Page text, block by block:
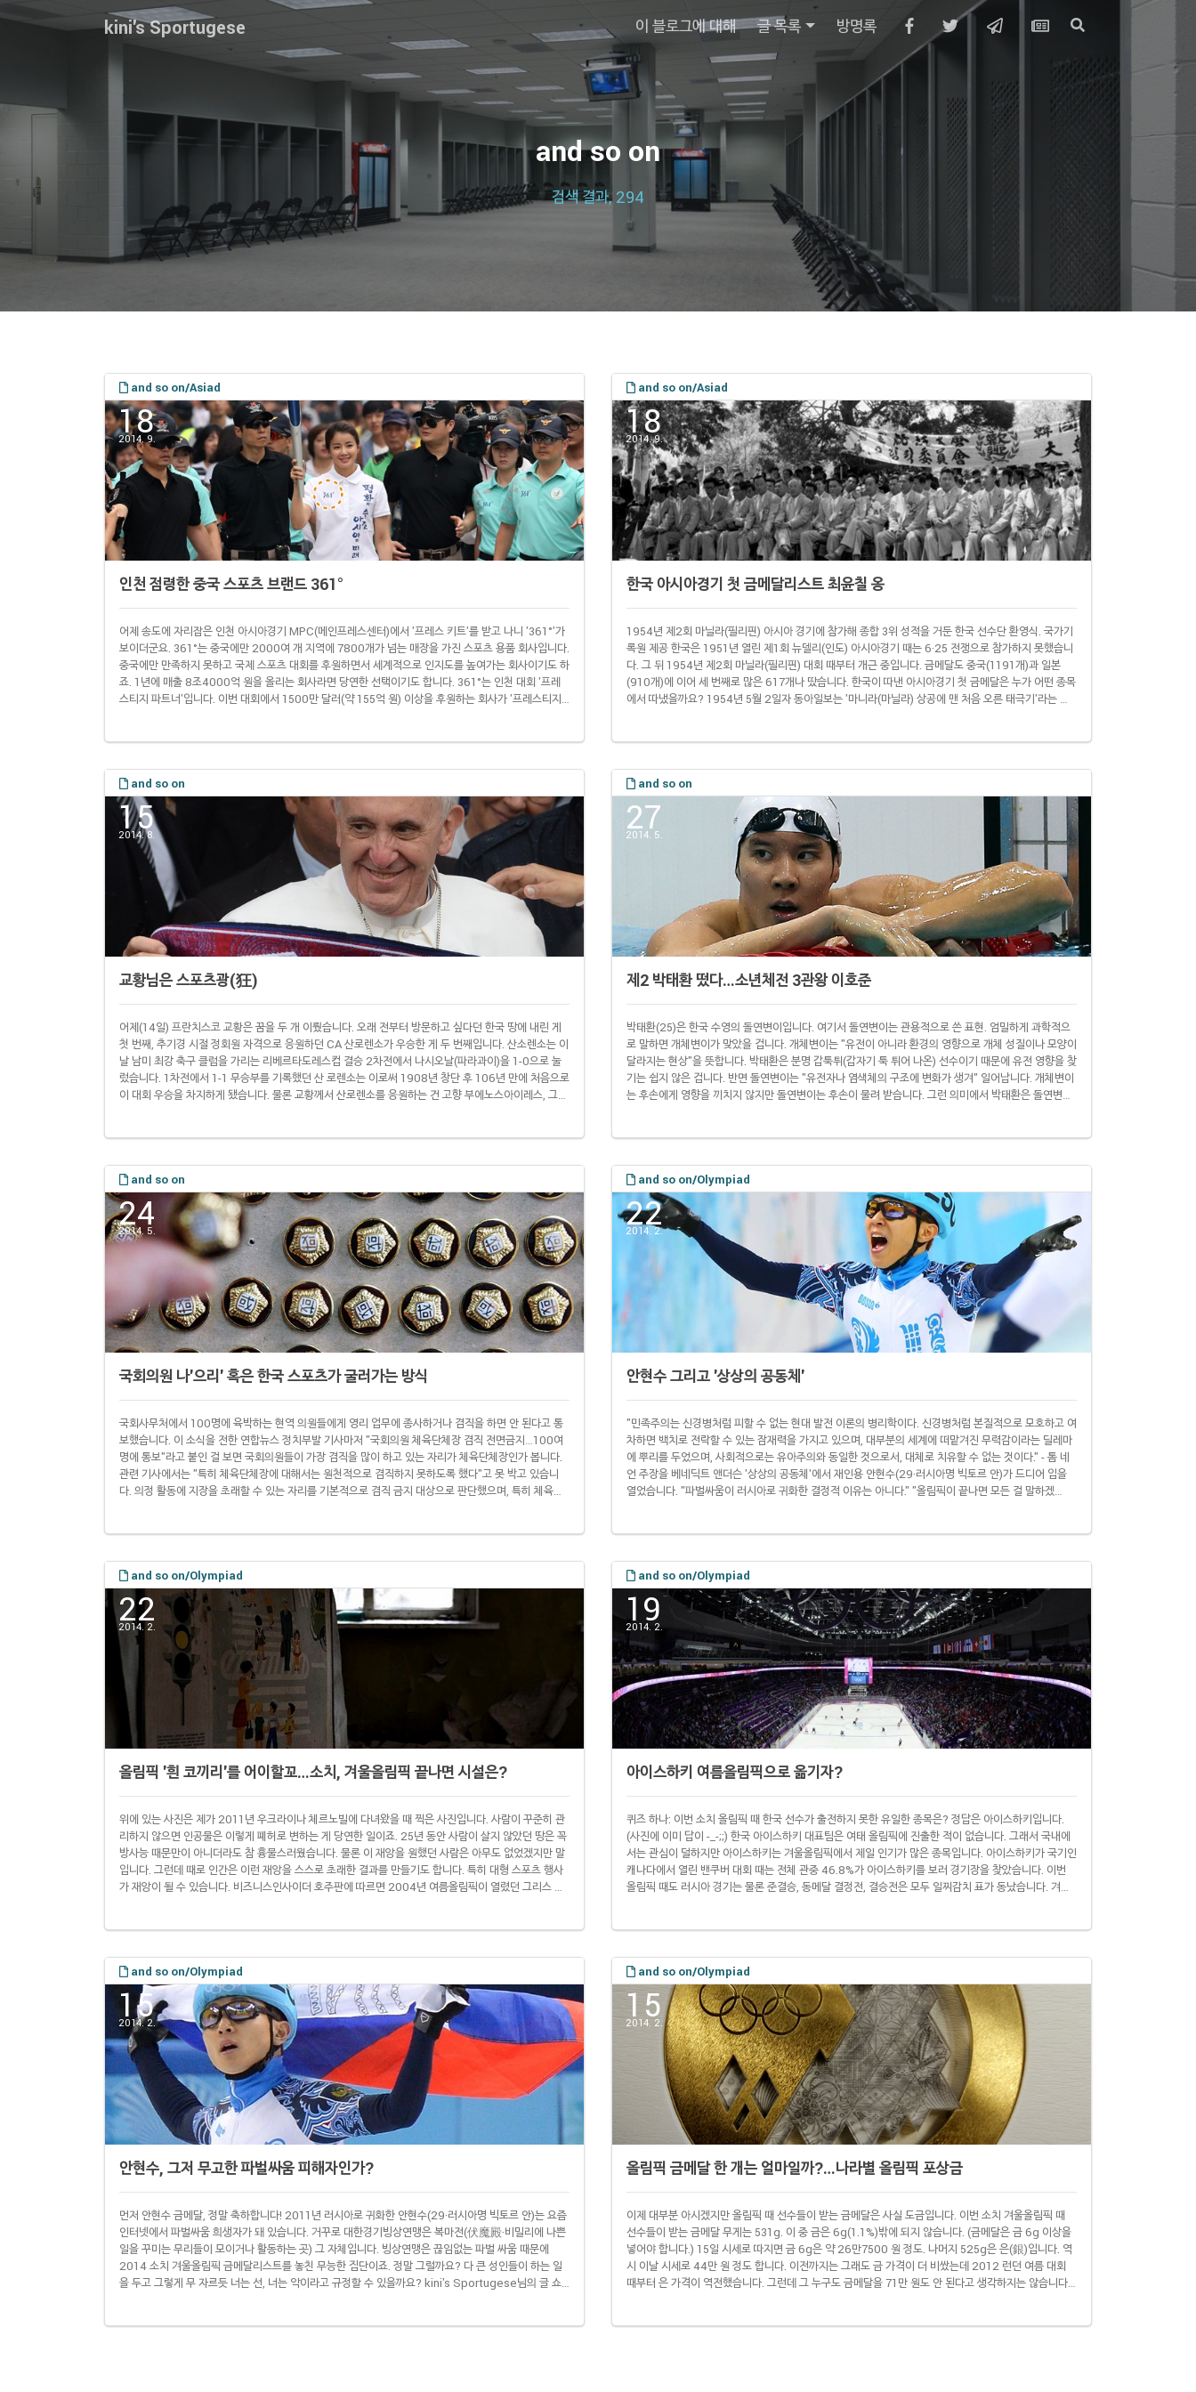
kini's Sportugese 이 블로그에 대해 글 목록 방명록
and so on
검색 결과, 294
and so on/Asiad
18
2014. 9.
인천 점령한 중국 스포츠 브랜드 361°
어제 송도에 자리잡은 인천 아시아경기 MPC(메인프레스센터)에서 '프레스 키트'를 받고 나니 '361°'가
보이더군요. 361°는 중국에만 2000여 개 지역에 7800개가 넘는 매장을 가진 스포츠 용품 회사입니다.
중국에만 만족하지 못하고 국제 스포츠 대회를 후원하면서 세계적으로 인지도를 높여가는 회사이기도 하
죠. 1년에 매출 8조4000억 원을 올리는 회사라면 당연한 선택이기도 합니다. 361°는 인천 대회 '프레
스티지 파트너'입니다. 이번 대회에서 1500만 달러(약 155억 원) 이상을 후원하는 회사가 '프레스티지
and so on/Asiad
18
2014. 9.
한국 아시아경기 첫 금메달리스트 최윤칠 옹
1954년 제2회 마닐라(필리핀) 아시아 경기에 참가해 종합 3위 성적을 거둔 한국 선수단 환영식. 국가기
록원 제공 한국은 1951년 열린 제1회 뉴델리(인도) 아시아경기 때는 6·25 전쟁으로 참가하지 못했습니
다. 그 뒤 1954년 제2회 마닐라(필리핀) 대회 때부터 개근 중입니다. 금메달도 중국(1191개)과 일본
(910개)에 이어 세 번째로 많은 617개나 땄습니다. 한국이 따낸 아시아경기 첫 금메달은 누가 어떤 종목
에서 따냈을까요? 1954년 5월 2일자 동아일보는 '마니라(마닐라) 상공에 맨 처음 오른 태극기'라는 제
and so on
15
2014. 8.
교황님은 스포츠광(狂)
어제(14일) 프란치스코 교황은 꿈을 두 개 이뤘습니다. 오래 전부터 방문하고 싶다던 한국 땅에 내린 게
첫 번째, 추기경 시절 정회원 자격으로 응원하던 CA 산로렌소가 우승한 게 두 번째입니다. 산소렌소는 이
날 남미 최강 축구 클럽을 가리는 리베르타도레스컵 결승 2차전에서 나시오날(파라과이)을 1-0으로 눌
렀습니다. 1차전에서 1-1 무승부를 기록했던 산 로렌소는 이로써 1908년 창단 후 106년 만에 처음으로
이 대회 우승을 차지하게 됐습니다. 물론 교황께서 산로렌소를 응원하는 건 고향 부에노스아이레스, 그
and so on
27
2014. 5.
제2 박태환 떴다…소년체전 3관왕 이호준
박태환(25)은 한국 수영의 돌연변이입니다. 여기서 돌연변이는 관용적으로 쓴 표현. 엄밀하게 과학적으
로 말하면 개체변이가 맞았을 겁니다. 개체변이는 "유전이 아니라 환경의 영향으로 개체 성질이나 모양이
달라지는 현상"을 뜻합니다. 박태환은 분명 갑툭튀(갑자기 툭 튀어 나온) 선수이기 때문에 유전 영향을 찾
기는 쉽지 않은 겁니다. 반면 돌연변이는 "유전자나 염색체의 구조에 변화가 생겨" 일어납니다. 개체변이
는 후손에게 영향을 끼치지 않지만 돌연변이는 후손이 물려 받습니다. 그런 의미에서 박태환은 돌연변이
and so on
24
2014. 5.
국회의원 나'으리' 혹은 한국 스포츠가 굴러가는 방식
국회사무처에서 100명에 육박하는 현역 의원들에게 영리 업무에 종사하거나 겸직을 하면 안 된다고 통
보했습니다. 이 소식을 전한 연합뉴스 정치부발 기사마저 "국회의원 체육단체장 겸직 전면금지…100여
명에 통보"라고 붙인 걸 보면 국회의원들이 가장 겸직을 많이 하고 있는 자리가 체육단체장인가 봅니다.
관련 기사에서는 "특히 체육단체장에 대해서는 원천적으로 겸직하지 못하도록 했다"고 못 박고 있습니
다. 의정 활동에 지장을 초래할 수 있는 자리를 기본적으로 겸직 금지 대상으로 판단했으며, 특히 체육단
and so on/Olympiad
22
2014. 2.
안현수 그리고 '상상의 공동체'
"민족주의는 신경병처럼 피할 수 없는 현대 발전 이론의 병리학이다. 신경병처럼 본질적으로 모호하고 여
차하면 백치로 전락할 수 있는 잠재력을 가지고 있으며, 대부분의 세계에 떠맡겨진 무력감이라는 딜레마
에 뿌리를 두었으며, 사회적으로는 유아주의와 동일한 것으로서, 대체로 치유할 수 없는 것이다." - 톰 네
언 주장을 베네딕트 앤더슨 '상상의 공동체'에서 재인용 안현수(29·러시아명 빅토르 안)가 드디어 입을
열었습니다. "파벌싸움이 러시아로 귀화한 결정적 이유는 아니다." "올림픽이 끝나면 모든 걸 말하겠
and so on/Olympiad
22
2014. 2.
올림픽 '흰 코끼리'를 어이할꼬…소치, 겨울올림픽 끝나면 시설은?
위에 있는 사진은 제가 2011년 우크라이나 체르노빌에 다녀왔을 때 찍은 사진입니다. 사람이 꾸준히 관
리하지 않으면 인공물은 이렇게 폐허로 변하는 게 당연한 일이죠. 25년 동안 사람이 살지 않았던 땅은 꼭
방사능 때문만이 아니더라도 참 흉물스러웠습니다. 물론 이 재앙을 원했던 사람은 아무도 없었겠지만 말
입니다. 그런데 때로 인간은 이런 재앙을 스스로 초래한 결과를 만들기도 합니다. 특히 대형 스포츠 행사
가 재앙이 될 수 있습니다. 비즈니스인사이더 호주판에 따르면 2004년 여름올림픽이 열렸던 그리스 아
and so on/Olympiad
19
2014. 2.
아이스하키 여름올림픽으로 옮기자?
퀴즈 하나: 이번 소치 올림픽 때 한국 선수가 출전하지 못한 유일한 종목은? 정답은 아이스하키입니다.
(사진에 이미 답이 -_-;;) 한국 아이스하키 대표팀은 여태 올림픽에 진출한 적이 없습니다. 그래서 국내에
서는 관심이 덜하지만 아이스하키는 겨울올림픽에서 제일 인기가 많은 종목입니다. 아이스하키가 국기인
캐나다에서 열린 밴쿠버 대회 때는 전체 관중 46.8%가 아이스하키를 보러 경기장을 찾았습니다. 이번
올림픽 때도 러시아 경기는 물론 준결승, 동메달 결정전, 결승전은 모두 일찌감치 표가 동났습니다. 겨울
and so on/Olympiad
15
2014. 2.
안현수, 그저 무고한 파벌싸움 피해자인가?
먼저 안현수 금메달, 정말 축하합니다! 2011년 러시아로 귀화한 안현수(29·러시아명 빅토르 안)는 요즘
인터넷에서 파벌싸움 희생자가 돼 있습니다. 거꾸로 대한경기빙상연맹은 복마전(伏魔殿·비밀리에 나쁜
일을 꾸미는 무리들이 모이거나 활동하는 곳) 그 자체입니다. 빙상연맹은 끊임없는 파벌 싸움 때문에
2014 소치 겨울올림픽 금메달리스트를 놓친 무능한 집단이죠. 정말 그럴까요? 다 큰 성인들이 하는 일
을 두고 그렇게 무 자르듯 너는 선, 너는 악이라고 규정할 수 있을까요? kini's Sportugese님의 글 쇼
and so on/Olympiad
15
2014. 2.
올림픽 금메달 한 개는 얼마일까?…나라별 올림픽 포상금
이제 대부분 아시겠지만 올림픽 때 선수들이 받는 금메달은 사실 도금입니다. 이번 소치 겨울올림픽 때
선수들이 받는 금메달 무게는 531g. 이 중 금은 6g(1.1%)밖에 되지 않습니다. (금메달은 금 6g 이상을
넣어야 합니다.) 15일 시세로 따지면 금 6g은 약 26만7500 원 정도. 나머지 525g은 은(銀)입니다. 역
시 이날 시세로 44만 원 정도 합니다. 이전까지는 그래도 금 가격이 더 비쌌는데 2012 런던 여름 대회
때부터 은 가격이 역전했습니다. 그런데 그 누구도 금메달을 71만 원도 안 된다고 생각하지는 않습니다.